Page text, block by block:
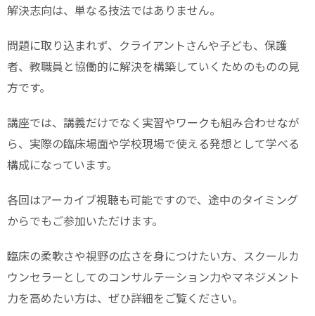
解決志向は、単なる技法ではありません。
問題に取り込まれず、クライアントさんや子ども、保護
者、教職員と協働的に解決を構築していくためのものの見
方です。
講座では、講義だけでなく実習やワークも組み合わせなが
ら、実際の臨床場面や学校現場で使える発想として学べる
構成になっています。
各回はアーカイブ視聴も可能ですので、途中のタイミング
からでもご参加いただけます。
臨床の柔軟さや視野の広さを身につけたい方、スクールカ
ウンセラーとしてのコンサルテーション力やマネジメント
力を高めたい方は、ぜひ詳細をご覧ください。